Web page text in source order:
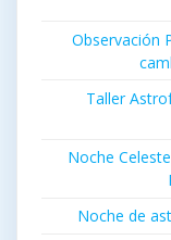
Observación
Taller
Noche
Noche de